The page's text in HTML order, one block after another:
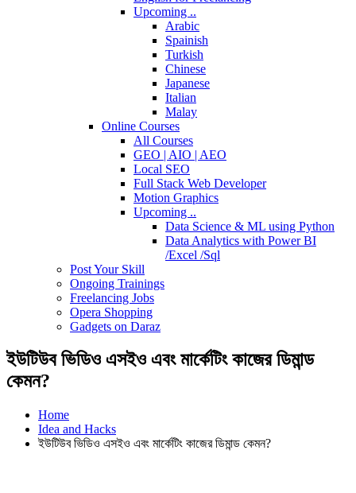
Upcoming ..
Arabic
Spainish
Turkish
Chinese
Japanese
Italian
Malay
Online Courses
All Courses
GEO | AIO | AEO
Local SEO
Full Stack Web Developer
Motion Graphics
Upcoming ..
Data Science & ML using Python
Data Analytics with Power BI
/Excel /Sql
Post Your Skill
Ongoing Trainings
Freelancing Jobs
Opera Shopping
Gadgets on Daraz
ইউটিউব ভিডিও এসইও এবং মার্কেটিং কাজের ডিমান্ড
কেমন?
Home
Idea and Hacks
ইউটিউব ভিডিও এসইও এবং মার্কেটিং কাজের ডিমান্ড কেমন?